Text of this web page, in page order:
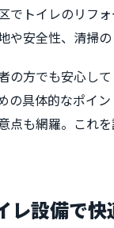
でトイレのリフ
や安全性、清掃
の方でも安心し
の具体的なポイ
点も網羅。これ
レ設備で